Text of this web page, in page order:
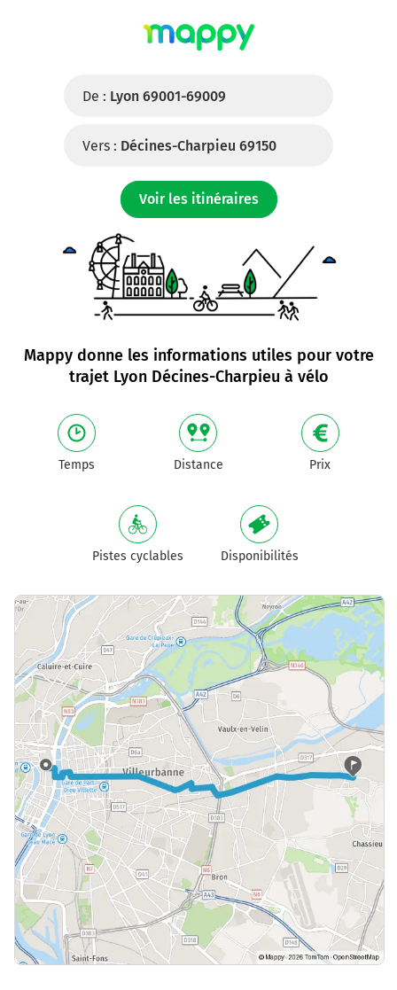
De : Lyon 69001-69009
Vers : Décines-Charpieu 69150
Voir les itinéraires
Mappy donne les informations utiles pour votre
trajet Lyon Décines-Charpieu à vélo
Temps Distance Prix
Pistes cyclables Disponibilités